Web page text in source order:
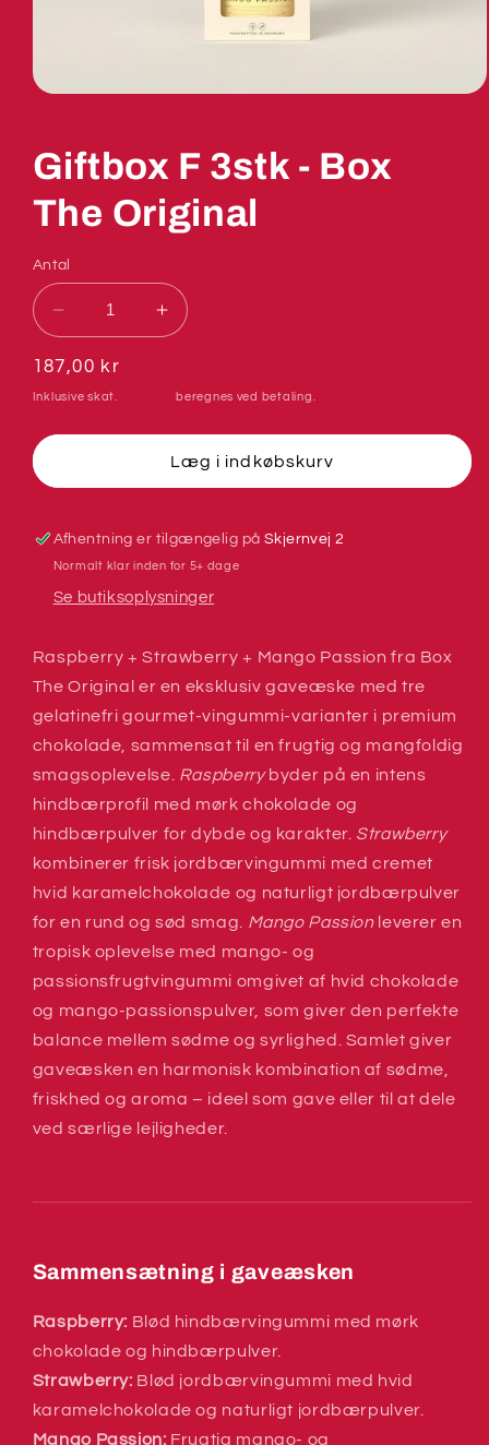
Giftbox F 3stk - Box
The Original
Antal
Reducer
antallet
for
Giftbox
3stk
Box
Original
Øg
antallet
Giftbox
3stk
Box
Original
Normalpris
187,00 kr
Inklusive skat. beregnes ved betaling.
Læg i indkøbskurv
Afhentning er tilgængelig på Skjernvej 2
Normalt klar inden for 5+ dage
Se butiksoplysninger
Raspberry + Strawberry + Mango Passion fra Box
The Original er en eksklusiv gaveæske med tre
gelatinefri gourmet-vingummi-varianter i premium
chokolade, sammensat til en frugtig og mangfoldig
smagsoplevelse. Raspberrybyder på en intens
hindbærprofil med mørk chokolade og
hindbærpulver for dybde og karakter. Strawberry
kombinerer frisk jordbærvingummi med cremet
hvid karamelchokolade og naturligt jordbærpulver
for en rund og sød smag. Mango Passionleverer en
tropisk oplevelse med mango- og
passionsfrugtvingummi omgivet af hvid chokolade
og mango-passionspulver, som giver den perfekte
balance mellem sødme og syrlighed. Samlet giver
gaveæsken en harmonisk kombination af sødme,
friskhed og aroma – ideel som gave eller til at dele
ved særlige lejligheder.
Sammensætning i gaveæsken
Raspberry: Blød hindbærvingummi med mørk
chokolade og hindbærpulver.
Strawberry: Blød jordbærvingummi med hvid
karamelchokolade og naturligt jordbærpulver.
Mango Passion: Frugtig mango- og